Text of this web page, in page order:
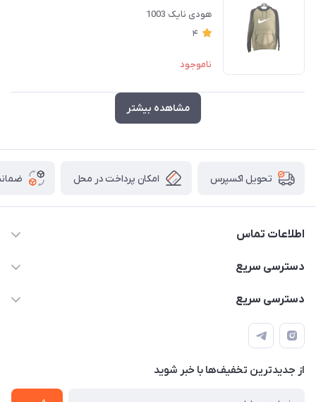
هودی نایک 1003
4
ناموجود
مشاهده بیشتر
تحویل اکسپرس امکان پرداخت در محل
اطلاعات تماس
۰۹۳۵۶۰۴۰۳۶۵
سیمای ورزش
دسترسی سریع
اسکیت فلایینگ ایگل
اسکیت دخترانه
دسترسی سریع
اسکوتر برقی دخترانه
اسکیت روسز
اسکوتر
از جدید‌ترین تخفیف‌ها با‌ خبر شوید